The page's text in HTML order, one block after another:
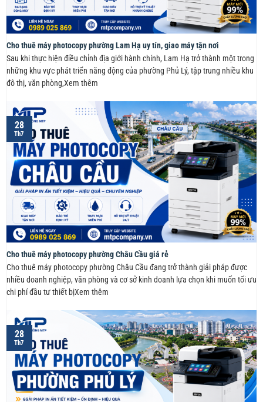
Cho thuê máy photocopy phường Lam Hạ uy tín, giao máy tận nơi
Sau khi thực hiện điều chỉnh địa giới hành chính, Lam Hạ trở thành một trong
những khu vực phát triển năng động của phường Phủ Lý, tập trung nhiều khu
đô thị, văn phòng,Xem thêm
Cho thuê máy photocopy phường Châu Cầu giá rẻ
Cho thuê máy photocopy phường Châu Cầu đang trở thành giải pháp được
nhiều doanh nghiệp, văn phòng và cơ sở kinh doanh lựa chọn khi muốn tối ưu
chi phí đầu tư thiết bịXem thêm
28
Th7
28
Th7